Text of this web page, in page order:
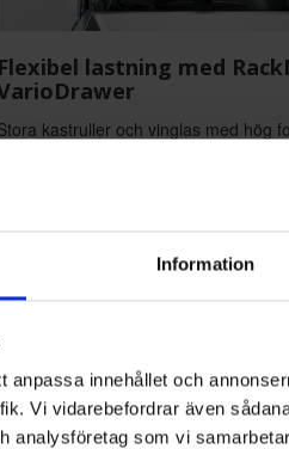
Information
anpassa innehållet och
Vi vidarebefordrar även
analysföretag som vi
Flexibel lastning med
kastruller och vinglas med hög
frigöra utrymme i underkorgen får
upp till 14 kuvert i en 60 cm-